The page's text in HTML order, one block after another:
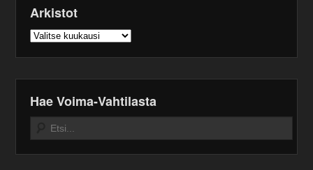
Arkistot
Arkistot
Hae Voima-Vahtilasta
Search